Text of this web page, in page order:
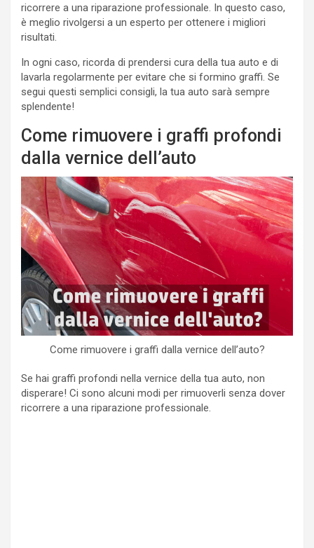
ricorrere a una riparazione professionale. In questo caso,
è meglio rivolgersi a un esperto per ottenere i migliori
risultati.
In ogni caso, ricorda di prendersi cura della tua auto e di
lavarla regolarmente per evitare che si formino graffi. Se
segui questi semplici consigli, la tua auto sarà sempre
splendente!
Come rimuovere i graffi profondi
dalla vernice dell’auto
Come rimuovere i graffi dalla vernice dell’auto?
Se hai graffi profondi nella vernice della tua auto, non
disperare! Ci sono alcuni modi per rimuoverli senza dover
ricorrere a una riparazione professionale.